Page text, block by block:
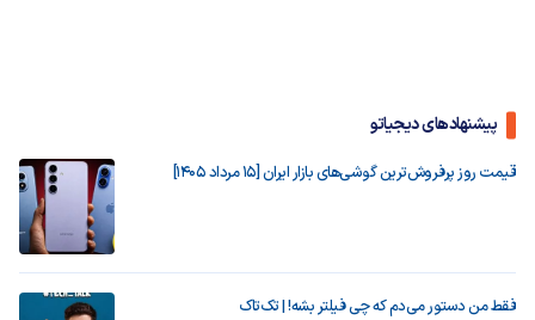
پیشنهادهای دیجیاتو
قیمت روز پرفروش‌ترین گوشی‌های بازار ایران [15 مرداد 1405]
فقط من دستور می‌دم که چی فیلتر بشه! | تک‌تاک